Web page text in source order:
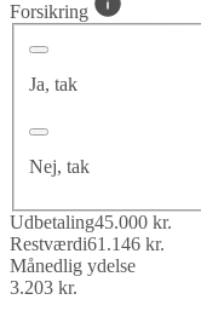
Forsikring
Ja, tak
Nej, tak
Udbetaling45.000 kr.
Restværdi61.146 kr.
Månedlig ydelse
3.203 kr.